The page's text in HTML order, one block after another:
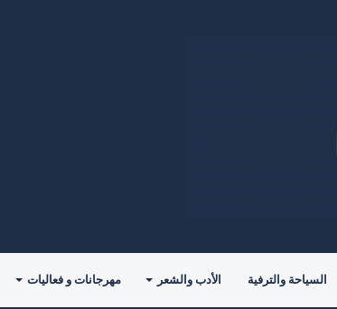
السياحة والترفية الأدب والشعر مهرجانات و فعاليات